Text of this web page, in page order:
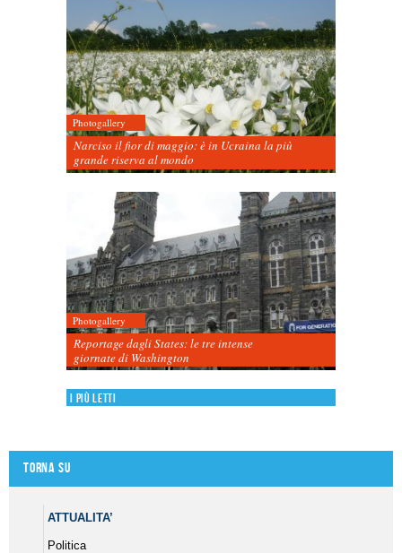
Photogallery
Narciso il fior di maggio: è in Ucraina la più
grande riserva al mondo
Photogallery
Reportage dagli States: le tre intense
giornate di Washington
I più letti
Torna su
ATTUALITA’
Politica